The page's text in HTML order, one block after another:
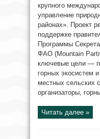
крупного
управление
районах». Проект
поддержке
Программы
ФАО (Mountain
ключевые цели —
горных экосистем
местных сельских
организаторы,
Читать далее »